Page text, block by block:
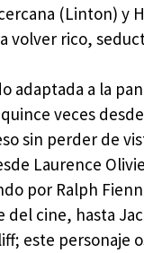
(Linton) y
volver rico,
adaptada a la
veces
sin perder de
Laurence
por Ralph
del cine, hasta
este personaje